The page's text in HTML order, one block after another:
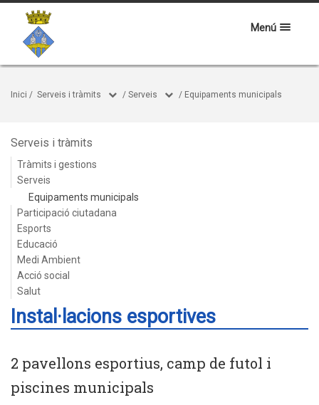
Menú
Inici / Serveis i tràmits / Serveis / Equipaments municipals
Serveis i tràmits
Tràmits i gestions
Serveis
Equipaments municipals
Participació ciutadana
Esports
Educació
Medi Ambient
Acció social
Salut
Instal·lacions esportives
2 pavellons esportius, camp de futol i
piscines municipals